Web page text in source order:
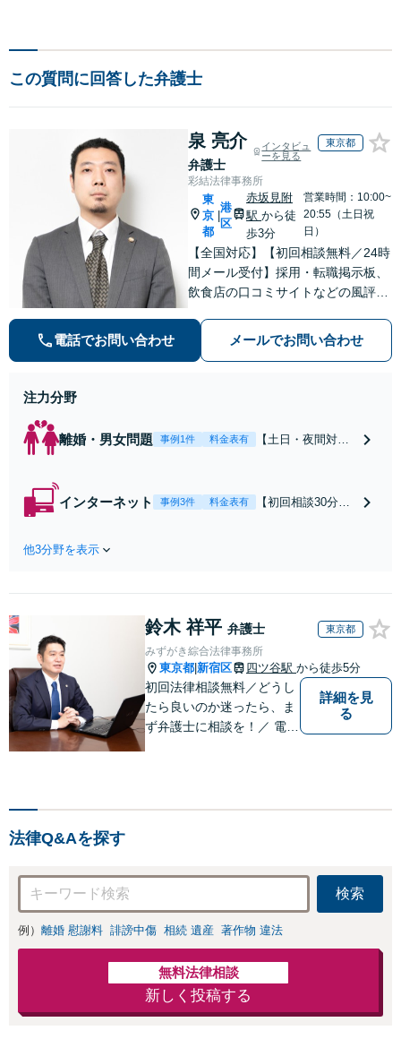
この質問に回答した弁護士
泉 亮介
弁護士
インタビュ
ーを見る
東京都
彩結法律事務所
東
京
都
港
区
赤坂見附
駅 から徒
歩3分
営業時間：10:00~
20:55（土日祝
日）
【全国対応】【初回相談無料／24時
間メール受付】採用・転職掲示板、
飲食店の口コミサイトなどの風評被
の種類を問わず相談可。可能な限り
早期対応で駆けつけサポート【労
電話でお問い合わせ メールでお問い合わせ
注力分野
離婚・男女問題 事例1件 料金表有
【土日・夜間対応
れたら、サインす
負担を軽減「弁護
士の交渉で慰謝料
金額アップ／減額
交渉も対応可」
【完全個室対応】
インターネット 事例3件 料金表有
【初回相談30分無
報開示請求をおこ
お店の風評被害対
策／売り上げ低下
防止のために尽
力」加害者側の対
応可：開示請求の
意見照会が来たと
きの対処法、被害
他3分野を表示
鈴木 祥平 弁護士 東京都
みずがき綜合法律事務所
東京都 新宿区 四ツ谷駅 から徒歩5分
初回法律相談無料／どうし
たら良いのか迷ったら、ま
ず弁護士に相談を！／ 電話
詳細を見
る
法律Q&Aを探す
検索
例） 離婚 慰謝料 誹謗中傷 相続 遺産 著作物 違法
無料法律相談
新しく投稿する